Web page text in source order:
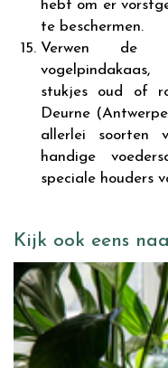
hebt om er
te beschermen.
Verwen de
stukjes oud of
Deurne
allerlei soorten
handige
speciale houders
Kijk ook eens